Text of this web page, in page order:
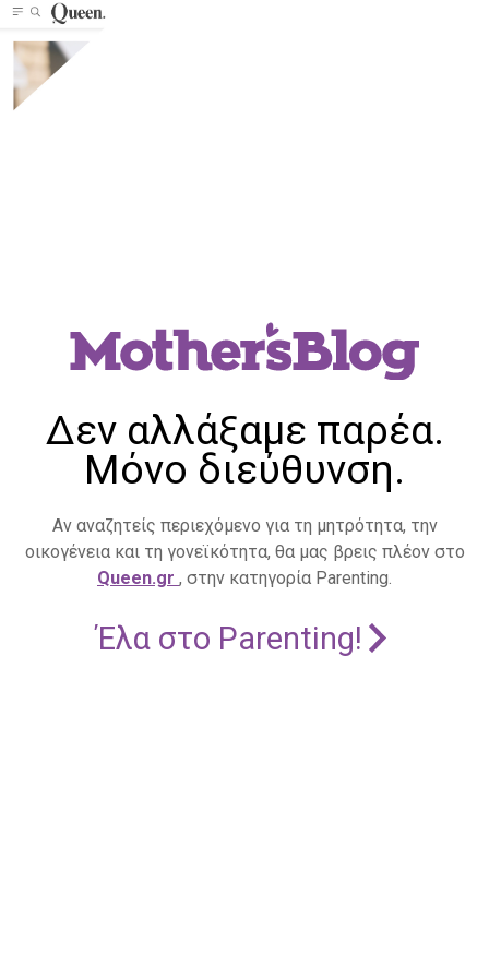
Δεν αλλάξαμε παρέα.
Μόνο διεύθυνση.
Αν αναζητείς περιεχόμενο για τη μητρότητα, την
οικογένεια και τη γονεϊκότητα, θα μας βρεις πλέον στο
Queen.gr , στην κατηγορία Parenting.
Έλα στο Parenting!